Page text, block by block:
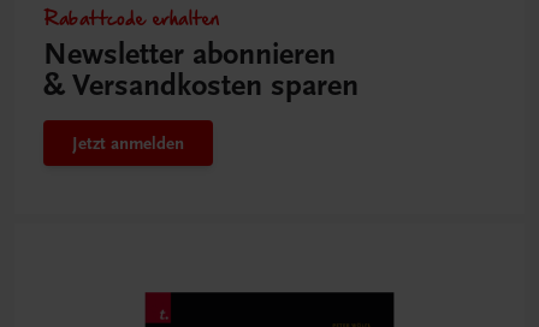
Rabattcode erhalten
Newsletter abonnieren
& Versandkosten sparen
Jetzt anmelden